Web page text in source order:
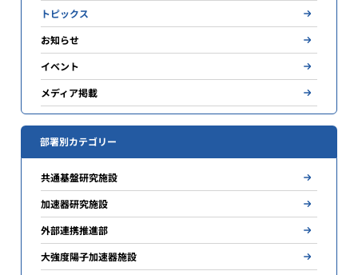
トピックス
お知らせ
イベント
メディア掲載
部署別カテゴリー
共通基盤研究施設
加速器研究施設
外部連携推進部
大強度陽子加速器施設